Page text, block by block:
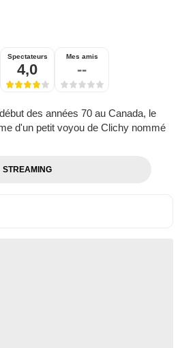
Spectateurs
4,0
Mes amis
--
des années 70 au Canada, le
d'un petit voyou de Clichy nommé
STREAMING